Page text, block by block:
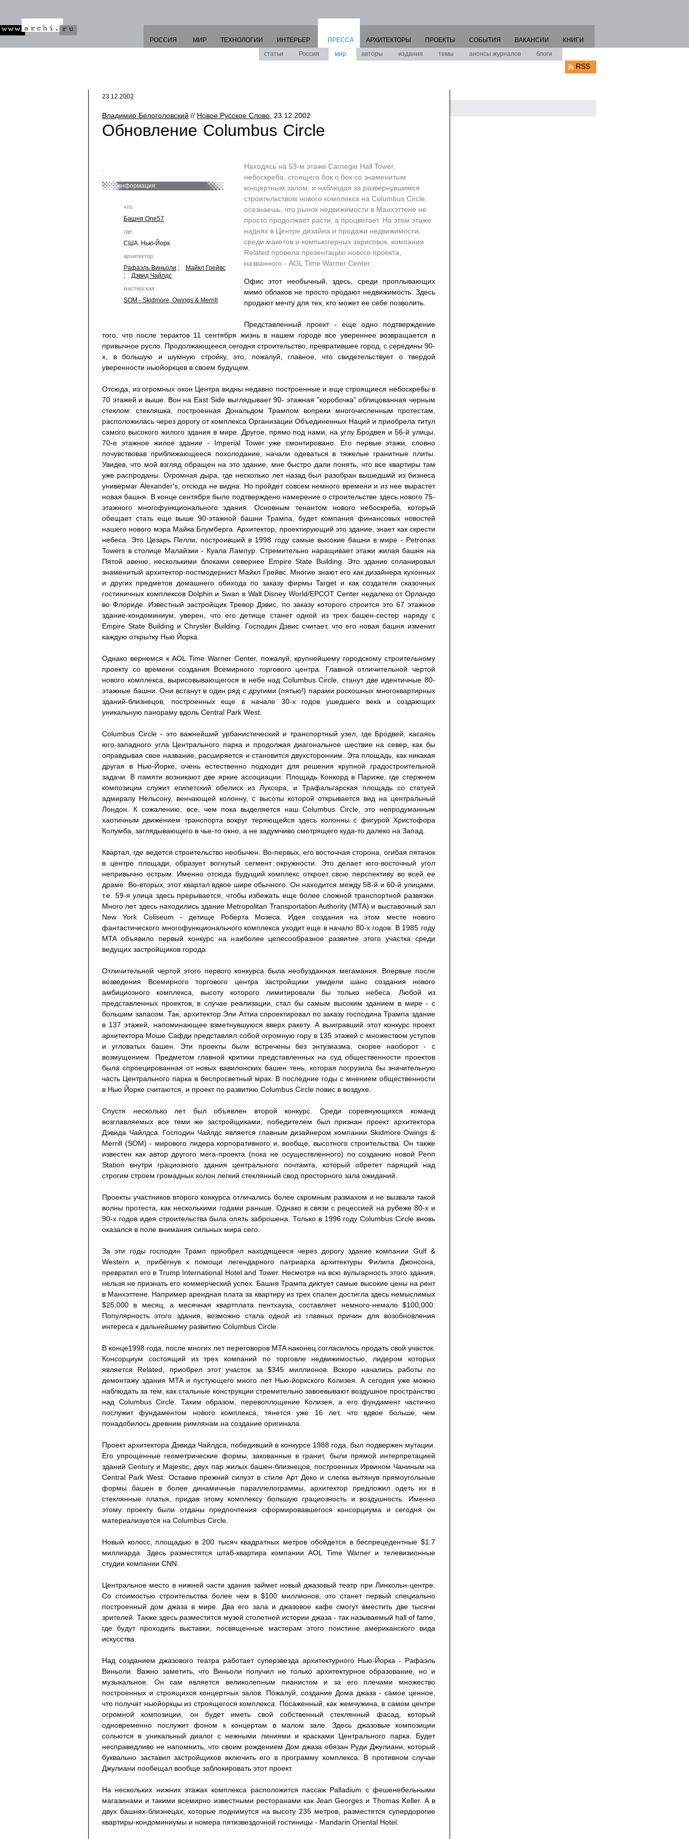
РОССИЯ МИР ТЕХНОЛОГИИ ИНТЕРЬЕР
ПРЕССА
статьи
Россия мир авторы издания темы анонсы журналов блоги
АРХИТЕКТОРЫ ПРОЕКТЫ СОБЫТИЯ ВАКАНСИИ КНИГИ
RSS
23.12.2002
Владимир Белоголовский // Новое Русское Слово , 23.12.2002
Обновление Columbus Circle
информация:
что:
Башня One57
где:
США. Нью-Йорк
архитектор:
Рафаэль Виньоли ;
Майкл Грейвс
; Дэвид Чайлдс
мастерская:
SOM - Skidmore, Owings & Merrill
Находясь на 53-м этаже Carnegie Hall Tower,
небоскреба, стоящего бок о бок со знаменитым
концертным залом, и наблюдая за развернувшимся
строительством нового комплекса на Columbus Circle,
осознаешь, что рынок недвижимости в Манхэттене не
просто продолжает расти, а процветает. На этом этаже
наднях в Центре дизайна и продажи недвижимости,
среди макетов и компьютерных зарисовок, компания
Related провела презентацию нового проекта,
названного - AOL Time Warner Center.
Офис этот необычный, здесь, среди проплывающих
мимо облаков не просто продают недвижимость. Здесь
продают мечту для тех, кто может ее себе позволить.
Представленный проект - еще одно подтверждение
того, что после терактов 11 сентября жизнь в нашем городе все увереннее возвращается в
привычное русло. Продолжающееся сегодня строительство, превратившее город, с середины 90-
х, в большую и шумную стройку, это, пожалуй, главное, что свидетельствует о твердой
уверенности ньюйоркцев в своем будущем.
Отсюда, из огромных окон Центра видны недавно построенные и еще строящиеся небоскребы в
70 этажей и выше. Вон на East Side выглядывает 90- этажная "коробочка" облицованная черным
стеклом: стекляшка, построенная Дональдом Трампом вопреки многочисленным протестам,
расположилась через дорогу от комплекса Организации Объединенных Наций и приобрела титул
самого высокого жилого здания в мире. Другое, прямо под нами, на углу Бродвея и 56-й улицы,
70-е этажное жилое здание - Imperial Tower уже смонтировано. Его первые этажи, словно
почувствовав приближающееся похолодание, начали одеваться в тяжелые гранитные плиты.
Увидев, что мой взгляд обращен на это здание, мне быстро дали понять, что все квартиры там
уже распроданы. Огромная дыра, где несколько лет назад был разобран вышедший из бизнеса
универмаг Alexander's, отсюда не видна. Но пройдет совсем немного времени и из нее вырастет
новая башня. В конце сентября было подтверждено намерение о строительстве здесь нового 75-
этажного многофункционального здания. Основным тенантом нового небоскреба, который
обещает стать еще выше 90-этажной башни Трампа, будет компания финансовых новостей
нашего нового мэра Майка Блумберга. Архитектор, проектирующий это здание, знает как скрести
небеса. Это Цезарь Пелли, построивший в 1998 году самые высокие башни в мире - Petronas
Towers в столице Малайзии - Куала Лампур. Стремительно наращивает этажи жилая башня на
Пятой авеню, несколькими блоками севернее Empire State Building. Это здание спланировал
знаменитый архитектор-постмодернист Майкл Грейвс. Многие знают его как дизайнера кухонных
и других предметов домашнего обихода по заказу фирмы Target и как создателя сказочных
гостиничных комплексов Dolphin и Swan в Walt Disney World/EPCOT Center недалеко от Орландо
во Флориде. Известный застройщик Тревор Дэвис, по заказу которого строится это 67 этажное
здание-кондоминиум, уверен, что его детище станет одной из трех башен-сестер наряду с
Empire State Building и Chrysler Building. Господин Дэвис считает, что его новая башня изменит
каждую открытку Нью Йорка.
Однако вернемся к AOL Time Warner Center, пожалуй, крупнейшему городскому строительному
проекту со времени создания Всемирного торгового центра. Главной отличительной чертой
нового комплекса, вырисовывающегося в небе над Columbus Circle, станут две идентичные 80-
этажные башни. Они встанут в один ряд с другими (пятью!) парами роскошных многоквартирных
зданий-близнецов, построенных еще в начале 30-х годов ушедшего века и создающих
уникальную панораму вдоль Central Park West.
Columbus Circle - это важнейший урбанистический и транспортный узел, где Бродвей, касаясь
юго-западного угла Центрального парка и продолжая диагональное шествие на север, как бы
оправдывая свое название, расширяется и становится двухсторонним. Эта площадь, как никакая
другая в Нью-Йорке, очень естественно подходит для решения крупной градостроительной
задачи. В памяти возникают две яркие ассоциации: Площадь Конкорд в Париже, где стержнем
композиции служит египетский обелиск из Луксора, и Трафальгарская площадь со статуей
адмиралу Нельсону, венчающей колонну, с высоты которой открывается вид на центральный
Лондон. К сожалению, все, чем пока выделяется наш Columbus Circle, это непродуманным
хаотичным движением транспорта вокруг теряющейся здесь колонны с фигурой Христофора
Колумба, заглядывающего в чье-то окно, а не задумчиво смотрящего куда-то далеко на Запад.
Квартал, где ведется строительство необычен. Во-первых, его восточная сторона, огибая пятачок
в центре площади, образует вогнутый сегмент окружности. Это делает юго-восточный угол
непривычно острым. Именно отсюда будущий комплекс откроет свою перспективу во всей ее
драме. Во-вторых, этот квартал вдвое шире обычного. Он находится между 58-й и 60-й улицами,
т.е. 59-я улица здесь прерывается, чтобы избежать еще более сложной транспортной развязки.
Много лет здесь находились здание Metropolitan Transportation Authority (MTA) и выставочный зал
New York Coliseum - детище Роберта Мозеса. Идея создания на этом месте нового
фантастического многофункционального комплекса уходит еще в начало 80-х годов. В 1985 году
MTA объявило первый конкурс на наиболее целесообразное развитие этого участка среди
ведущих застройщиков города.
Отличительной чертой этого первого конкурса была необузданная мегамания. Впервые после
возведения Всемирного торгового центра застройщики увидели шанс создания нового
амбициозного комплекса, высоту которого лимитировали бы только небеса. Любой из
представленных проектов, в случае реализации, стал бы самым высоким зданием в мире - с
большим запасом. Так, архитектор Эли Аттиа спроектировал по заказу господина Трампа здание
в 137 этажей, напоминающее взметнувшуюся вверх ракету. А выигравший этот конкурс проект
архитектора Моше Сафди представлял собой огромную гору в 135 этажей с множеством уступов
и угловатых башен. Эти проекты были встречены без энтузиазма, скорее наоборот - с
возмущением. Предметом главной критики представленных на суд общественности проектов
была спроецированная от новых вавилонских башен тень, которая погрузила бы значительную
часть Центрального парка в беспросветный мрак. В последние годы с мнением общественности
в Нью Йорке считаются, и проект по развитию Columbus Circle повис в воздухе.
Спустя несколько лет был объявлен второй конкурс. Среди соревнующихся команд
возглавляемых все теми же застройщиками, победителем был признан проект архитектора
Дэвида Чайлдса. Господин Чайлдс является главным дизайнером компании Skidmore Owings &
Merrill (SOM) - мирового лидера корпоративного и, вообще, высотного строительства. Он также
известен как автор другого мега-проекта (пока не осуществленного) по созданию новой Penn
Station внутри грациозного здания центрального почтамта, который обретет парящий над
строгим строем громадных колон легкий стеклянный свод просторного зала ожиданий.
Проекты участников второго конкурса отличались более скромным размахом и не вызвали такой
волны протеста, как несколькими годами раньше. Однако в связи с рецессией на рубеже 80-х и
90-х годов идея строительства была опять заброшена. Только в 1996 году Columbus Circle вновь
оказался в поле внимания сильных мира сего.
За эти годы господин Трамп приобрел находящееся через дорогу здание компании Gulf &
Western и, прибегнув к помощи легендарного патриарха архитектуры Филипа Джонсона,
превратил его в Trump International Hotel and Tower. Несмотря на всю вульгарность этого здания,
нельзя не признать его коммерческий успех. Башня Трампа диктует самые высокие цены на рент
в Манхэттене. Например арендная плата за квартиру из трех спален достигла здесь немыслимых
$25,000 в месяц, а месячная квартплата пентхауза, составляет немного-немало $100,000.
Популярность этого здания, возможно стала одной из главных причин для возобновления
интереса к дальнейшему развитию Columbus Circle.
В конце1998 года, после многих лет переговоров MTA наконец согласилось продать свой участок.
Консорциум состоящий из трех компаний по торговле недвижимостью, лидером которых
является Related, приобрел этот участок за $345 миллионов. Вскоре начались работы по
демонтажу здания MTA и пустующего много лет Нью-йоркского Колизея. А сегодня уже можно
наблюдать за тем, как стальные конструкции стремительно завоевывают воздушное пространство
над Columbus Circle. Таким образом, перевоплощение Колизея, а его фундамент частично
послужит фундаментом нового комплекса, тянется уже 16 лет, что вдвое больше, чем
понадобилось древним римлянам на создание оригинала.
Проект архитектора Дэвида Чайлдса, победивший в конкурсе 1988 года, был подвержен мутации.
Его упрощенные геометрические формы, закованные в гранит, были прямой интерпретацией
зданий Century и Majestic, двух пар жилых башен-близнецов, построенных Ирвином Чаниным на
Central Park West. Оставив прежний силуэт в стиле Арт Деко и слегка вытянув прямоугольные
формы башен в более динамичные параллелограммы, архитектор предложил одеть их в
стеклянные платья, придав этому комплексу большую грациозность и воздушность. Именно
этому проекту были отданы предпочтения сформировавшегося консорциума и сегодня он
материализуется на Columbus Circle.
Новый колосс, площадью в 200 тысяч квадратных метров обойдется в беспрецедентные $1.7
миллиарда. Здесь разместятся штаб-квартира компании AOL Time Warner и телевизионные
студии компании CNN.
Центральное место в нижней части здания займет новый джазовый театр при Линкольн-центре.
Со стоимостью строительства более чем в $100 миллионов, это станет первый специально
построенный дом джаза в мире. Два его зала и джазовое кафе смогут вместить две тысячи
зрителей. Также здесь разместится музей столетней истории джаза - так называемый hall of fame,
где будут проходить выставки, посвященные мастерам этого поистине американского вида
искусства.
Над созданием джазового театра работает суперзвезда архитектурного Нью-Йорка - Рафаэль
Виньоли. Важно заметить, что Виньоли получил не только архитектурное образование, но и
музыкальное. Он сам является великолепным пианистом и за его плечами множество
построенных и строящихся концертных залов. Пожалуй, создание Дома джаза - самое ценное,
что получат ньюйоркцы из строящегося комплекса. Посаженный, как жемчужина, в самом центре
огромной композиции, он будет иметь свой собственный стеклянный фасад, который
одновременно послужит фоном к концертам в малом зале. Здесь джазовые композиции
сольются в уникальный диалог с нежными линиями и красками Центрального парка. Будет
несправедливо не напомнить, что своим рождением Дом джаза обязан Руди Джулиани, который
буквально заставил застройщиков включить его в программу комплекса. В противном случае
Джулиани пообещал вообще заблокировать этот проект.
На нескольких нижних этажах комплекса расположится пассаж Palladium с фешенебельными
магазинами и такими всемирно известными ресторанами как Jean Georges и Thomas Keller. А в
двух башнях-близнецах, которые поднимутся на высоту 235 метров, разместятся супердорогие
квартиры-кондоминиумы и номера пятизвездочной гостиницы - Mandarin Oriental Hotel.